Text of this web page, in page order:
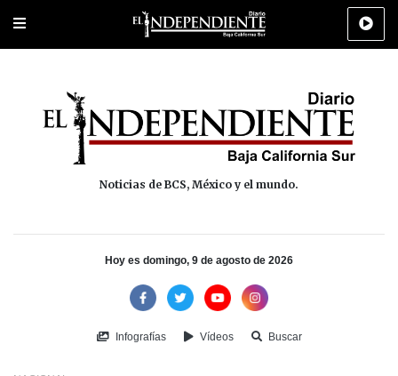
Portada Los Cabos Policiaca Deportes Cultura
Noticias de BCS, México y el mundo.
Hoy es domingo, 9 de agosto de 2026
Infografías Vídeos Buscar